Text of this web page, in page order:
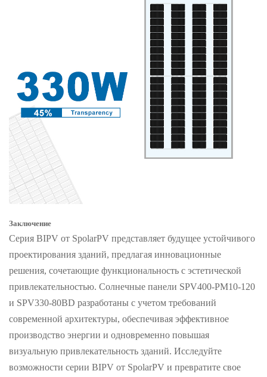
Заключение
Серия BIPV от SpolarPV представляет будущее устойчивого
проектирования зданий, предлагая инновационные
решения, сочетающие функциональность с эстетической
привлекательностью. Солнечные панели SPV400-PM10-120
и SPV330-80BD разработаны с учетом требований
современной архитектуры, обеспечивая эффективное
производство энергии и одновременно повышая
визуальную привлекательность зданий. Исследуйте
возможности серии BIPV от SpolarPV и превратите свое